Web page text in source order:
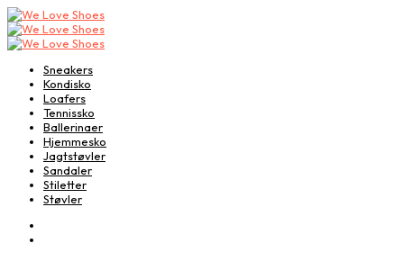
Sneakers
Kondisko
Loafers
Tennissko
Ballerinaer
Hjemmesko
Jagtstøvler
Sandaler
Stiletter
Støvler